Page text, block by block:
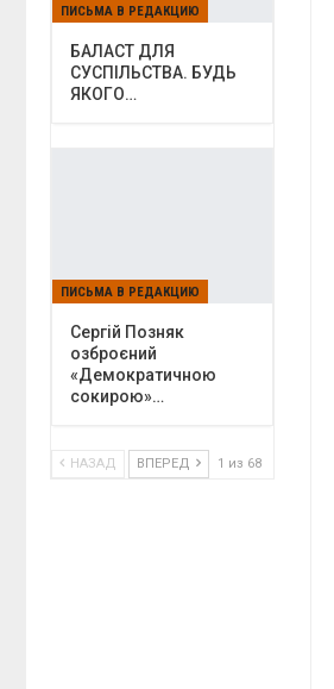
ПИСЬМА В РЕДАКЦИЮ
БАЛАСТ ДЛЯ
СУСПІЛЬСТВА. БУДЬ
ЯКОГО…
ПИСЬМА В РЕДАКЦИЮ
Сергій Позняк
озброєний
«Демократичною
сокирою»…
НАЗАД ВПЕРЕД 1 из 68